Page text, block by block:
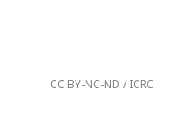
CC BY-NC-ND / ICRC